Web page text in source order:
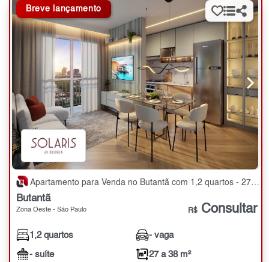
Breve lançamento
Apartamento para Venda no Butantã com 1,2 quartos - 27 a 38 m²
Butantã
Zona Oeste - São Paulo R$ Consultar
1,2 quartos
- suíte
- vaga
27 a 38 m²